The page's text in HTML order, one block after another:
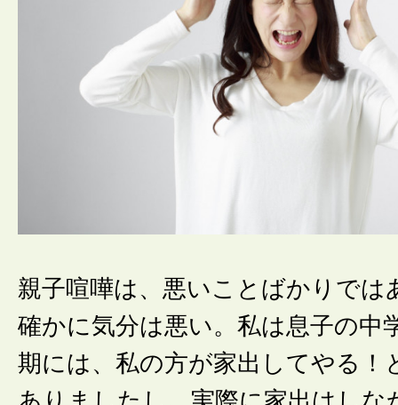
親子喧嘩は、悪いことばかりでは
確かに気分は悪い。私は息子の中
期には、私の方が家出してやる！